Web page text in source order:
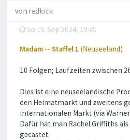
von redlock
-
So 15. Sep 2024, 19:45
Madam -- Staffel 1 (Neuseeland)
10 Folgen; Laufzeiten zwischen
Dies ist eine neuseeländische
den Heimatmarkt und zweitens
internationalen Markt (via
Dafür hat man Rachel Griffiths
gecastet.